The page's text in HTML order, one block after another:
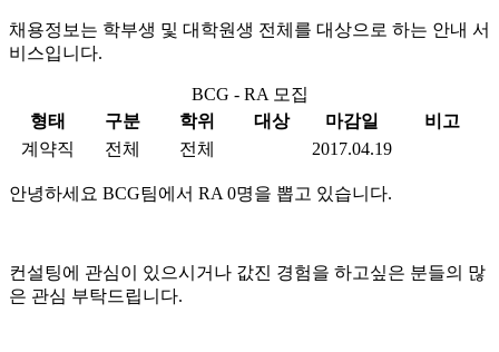
채용정보는 학부생 및 대학원생 전체를 대상으로 하는 안내 서
비스입니다.
BCG - RA 모집
형태
구분 학위 대상 마감일
비고
계약직
전체 전체 2017.04.19
안녕하세요 BCG팀에서 RA 0명을 뽑고 있습니다.
컨설팅에 관심이 있으시거나 값진 경험을 하고싶은 분들의 많
은 관심 부탁드립니다.